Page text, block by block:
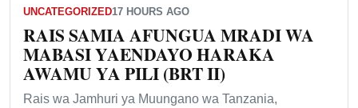
UNCATEGORIZED17 HOURS AGO
RAIS SAMIA AFUNGUA MRADI WA
MABASI YAENDAYO HARAKA
AWAMU YA PILI (BRT II)
Rais wa Jamhuri ya Muungano wa Tanzania,